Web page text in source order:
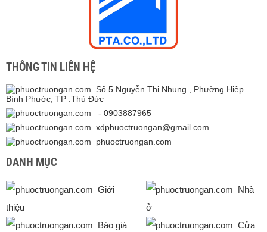
THÔNG TIN LIÊN HỆ
Số 5 Nguyễn Thị Nhung , Phường Hiệp
Bình Phước, TP .Thủ Đức
- 0903887965
xdphuoctruongan@gmail.com
phuoctruongan.com
DANH MỤC
Giới
thiệu
Báo giá
Nhà
ở
Cửa